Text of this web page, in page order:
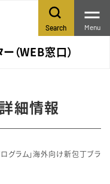
（WEB窓口）
Search Menu
細情報
グラム」海外向け新包丁ブラ